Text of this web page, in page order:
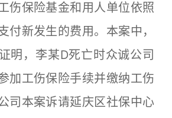
伤保险基金和用人单位依照
付新发生的费用。本案中，
明，李某D死亡时众诚公司
加工伤保险手续并缴纳工伤
司本案诉请延庆区社保中心